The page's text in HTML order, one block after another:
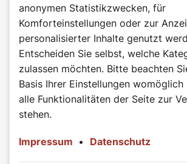
anonymen Statistikzwecken, für
Komforteinstellungen oder zur
personalisierter Inhalte genutzt
Entscheiden Sie selbst, welche
zulassen möchten. Bitte beachten
Basis Ihrer Einstellungen
alle Funktionalitäten der Seite zur
stehen.
Impressum • Datenschutz